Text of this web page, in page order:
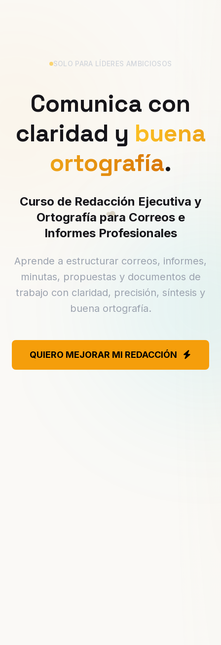
SOLO PARA LÍDERES AMBICIOSOS
Comunica con
claridad y buena
ortografía.
Curso de Redacción Ejecutiva y
Ortografía para Correos e
Informes Profesionales
Aprende a estructurar correos, informes,
minutas, propuestas y documentos de
trabajo con claridad, precisión, síntesis y
buena ortografía.
QUIERO MEJORAR MI REDACCIÓN